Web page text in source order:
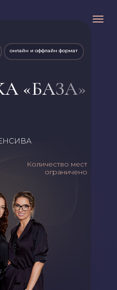
Количество мест
ограничено
«БАЗА»
онлайн и оффлайн формат